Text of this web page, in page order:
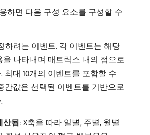
하면 다음 구성 요소를 구성할 수
하려는 이벤트. 각 이벤트는 해당
을 나타내며 매트릭스 내의 점으로
최대 10개의 이벤트를 포함할 수
간값은 선택된 이벤트를 기반으로
산됨: X축을 따라 일별, 주별, 월별